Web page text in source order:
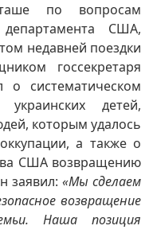
по вопросам
департамента США,
недавней поездки
госсекретаря
систематическом
детей,
которым удалось
а также о
США возвращению
заявил:«Мы сделаем
возвращение
Наша позиция